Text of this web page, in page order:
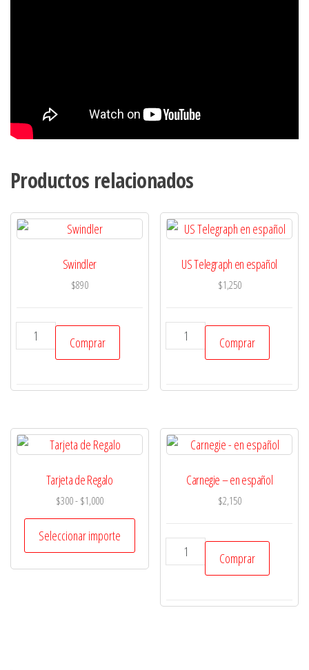
Productos relacionados
Swindler
$890
Swindler
cantidadComprar
US Telegraph en español
$1,250
US
Telegraph
español
Comprar
Tarjeta de Regalo
$300-$1,000Rango
de
precios:
desde
$300
Seleccionar importe
Carnegie – en español
$2,150
Carnegie
-
español
Comprar